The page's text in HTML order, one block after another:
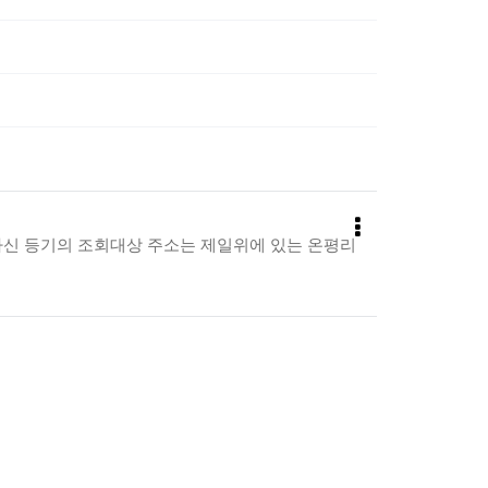
등기의 조회대상 주소는 제일위에 있는 온평리